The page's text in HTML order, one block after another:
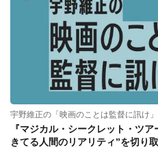
宇野維正の「映画のことは監督に訊け」
『マジカル・シークレット・ツ
きてる人間のリアリティ”を切り